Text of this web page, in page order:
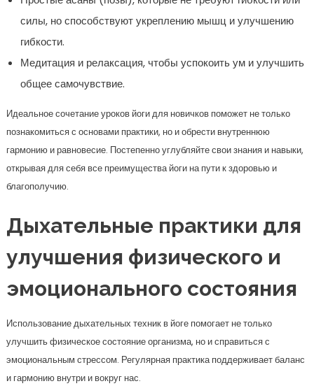
силы, но способствуют укреплению мышц и улучшению
гибкости.
Медитация и релаксация, чтобы успокоить ум и улучшить
общее самочувствие.
Идеальное сочетание уроков йоги для новичков поможет не только
познакомиться с основами практики, но и обрести внутреннюю
гармонию и равновесие. Постепенно углубляйте свои знания и навыки,
открывая для себя все преимущества йоги на пути к здоровью и
благополучию.
Дыхательные практики для
улучшения физического и
эмоционального состояния
Использование дыхательных техник в йоге помогает не только
улучшить физическое состояние организма, но и справиться с
эмоциональным стрессом. Регулярная практика поддерживает баланс
и гармонию внутри и вокруг нас.